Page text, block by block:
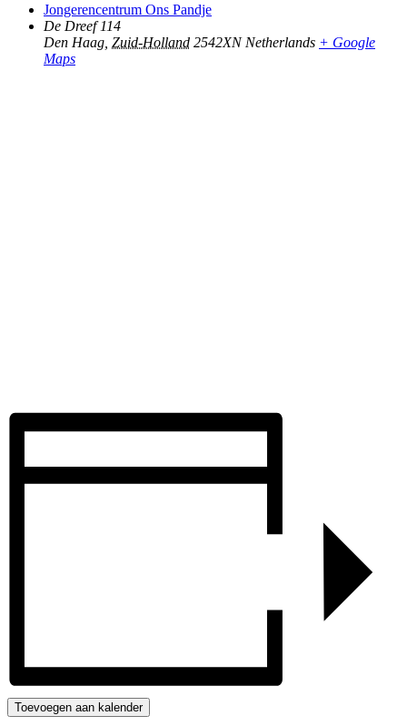
Jongerencentrum Ons Pandje
De Dreef 114
Den Haag Zuid-Holland 2542XN Netherlands + Google
Maps
Toevoegen aan kalender